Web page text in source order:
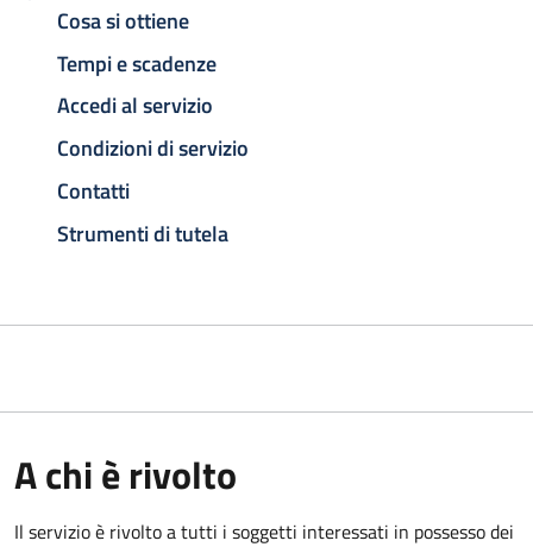
Cosa si ottiene
Tempi e scadenze
Accedi al servizio
Condizioni di servizio
Contatti
Strumenti di tutela
A chi è rivolto
Il servizio è rivolto a tutti i soggetti interessati in possesso dei